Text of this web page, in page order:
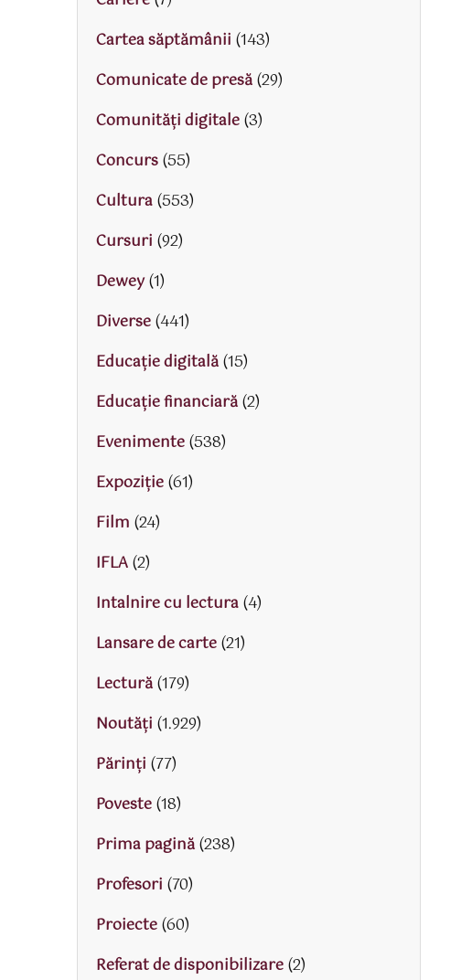
Cartea săptămânii (143)
Comunicate de presă(29)
Comunități digitale(3)
Concurs(55)
Cultura(553)
Cursuri (92)
Dewey(1)
Diverse(441)
Educaţie digitală(15)
Educaţie financiară(2)
Evenimente(538)
Expoziție(61)
Film (24)
IFLA(2)
Intalnire cu lectura(4)
Lansare de carte(21)
Lectură(179)
Noutăți (1.929)
Părinţi (77)
Poveste(18)
Prima pagină(238)
Profesori (70)
Proiecte(60)
Referat de disponibilizare(2)